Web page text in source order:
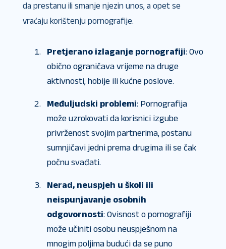
da prestanu ili smanje njezin unos, a opet se
vraćaju korištenju pornografije.
Pretjerano izlaganje pornografiji: Ovo
obično ograničava vrijeme na druge
aktivnosti, hobije ili kućne poslove.
Međuljudski problemi: Pornografija
može uzrokovati da korisnici izgube
privrženost svojim partnerima, postanu
sumnjičavi jedni prema drugima ili se čak
počnu svađati.
Nerad, neuspjeh u školi ili
neispunjavanje osobnih
odgovornosti: Ovisnost o pornografiji
može učiniti osobu neuspješnom na
mnogim poljima budući da se puno